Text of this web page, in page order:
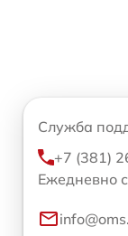
Служба
+7 (381)
Ежедневно